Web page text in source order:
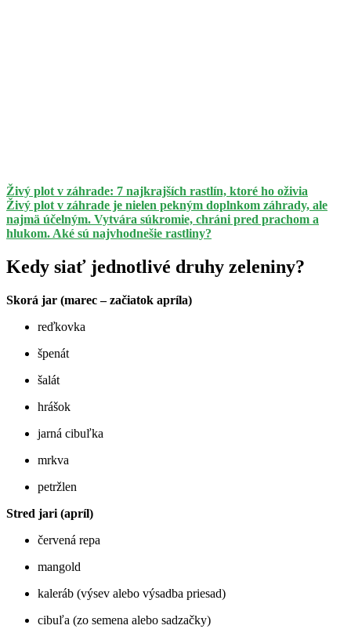
Živý plot v záhrade: 7 najkrajších rastlín, ktoré ho oživia
Živý plot v záhrade je nielen pekným doplnkom záhrady, ale
najmä účelným. Vytvára súkromie, chráni pred prachom a
hlukom. Aké sú najvhodnešie rastliny?
Kedy siať jednotlivé druhy zeleniny?
Skorá jar (marec – začiatok apríla)
reďkovka
špenát
šalát
hrášok
jarná cibuľka
mrkva
petržlen
Stred jari (apríl)
červená repa
mangold
kaleráb (výsev alebo výsadba priesad)
cibuľa (zo semena alebo sadzačky)